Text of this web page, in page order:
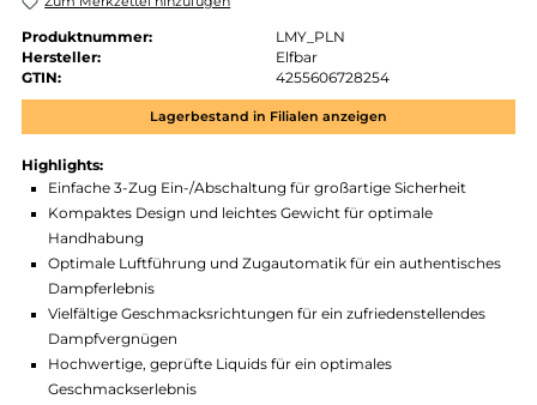
Produkt Anzahl: Gib den gewünschten Wert ein oder benutze die Schaltflächen um
Zum Merkzettel hinzufügen
Produktnummer:
LMY_PLN
Hersteller:
GTIN: 4255606728254
Lagerbestand in Filialen anzeigen
Highlights:
Einfache 3-Zug Ein-/Abschaltung für großartige Sicherheit
Kompaktes Design und leichtes Gewicht für optimale
Handhabung
Optimale Luftführung und Zugautomatik für ein